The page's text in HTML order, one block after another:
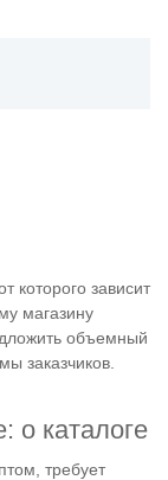
которого зависит
магазину
объемный
заказчиков.
о каталоге
требует